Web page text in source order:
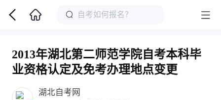
2013年湖北第二师范学院自考本科毕
业资格认定及免考办理地点变更
湖北自考网